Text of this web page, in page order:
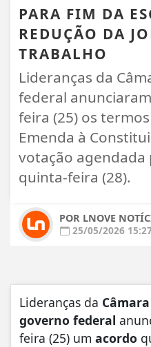
PARA FIM DA
REDUÇÃO DA
TRABALHO
Lideranças da
federal
feira (25) os
Emenda à
votação agendada
quinta-feira (28).
POR LNOVE
25/05/2026
Lideranças da
governo federal
feira (25) um acordo